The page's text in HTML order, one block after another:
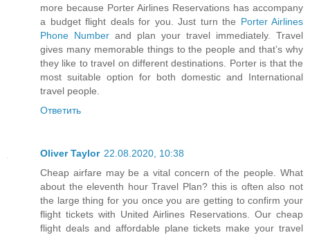
more because Porter Airlines Reservations has accompany
a budget flight deals for you. Just turn the Porter Airlines
Phone Number and plan your travel immediately. Travel
gives many memorable things to the people and that’s why
they like to travel on different destinations. Porter is that the
most suitable option for both domestic and International
travel people.
Ответить
Oliver Taylor 22.08.2020, 10:38
Cheap airfare may be a vital concern of the people. What
about the eleventh hour Travel Plan? this is often also not
the large thing for you once you are getting to confirm your
flight tickets with United Airlines Reservations. Our cheap
flight deals and affordable plane tickets make your travel